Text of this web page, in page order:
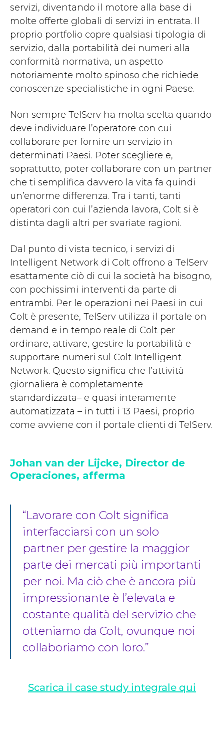
servizi, diventando il motore alla base di
molte offerte globali di servizi in entrata. Il
proprio portfolio copre qualsiasi tipologia di
servizio, dalla portabilità dei numeri alla
conformità normativa, un aspetto
notoriamente molto spinoso che richiede
conoscenze specialistiche in ogni Paese.
Non sempre TelServ ha molta scelta quando
deve individuare l’operatore con cui
collaborare per fornire un servizio in
determinati Paesi. Poter scegliere e,
soprattutto, poter collaborare con un partner
che ti semplifica davvero la vita fa quindi
un’enorme differenza. Tra i tanti, tanti
operatori con cui l’azienda lavora, Colt si è
distinta dagli altri per svariate ragioni.
Dal punto di vista tecnico, i servizi di
Intelligent Network di Colt offrono a TelServ
esattamente ciò di cui la società ha bisogno,
con pochissimi interventi da parte di
entrambi. Per le operazioni nei Paesi in cui
Colt è presente, TelServ utilizza il portale on
demand e in tempo reale di Colt per
ordinare, attivare, gestire la portabilità e
supportare numeri sul Colt Intelligent
Network. Questo significa che l’attività
giornaliera è completamente
standardizzata– e quasi interamente
automatizzata – in tutti i 13 Paesi, proprio
come avviene con il portale clienti di TelServ.
Johan van der Lijcke, Director de
Operaciones, afferma
“Lavorare con Colt significa
interfacciarsi con un solo
partner per gestire la maggior
parte dei mercati più importanti
per noi. Ma ciò che è ancora più
impressionante è l’elevata e
costante qualità del servizio che
otteniamo da Colt, ovunque noi
collaboriamo con loro.”
Scarica il case study integrale qui